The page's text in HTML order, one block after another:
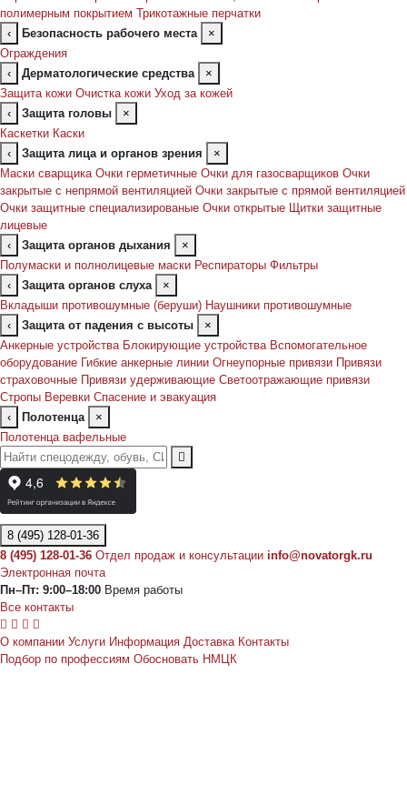
полимерным покрытием Трикотажные перчатки
‹
Безопасность рабочего места
×
Ограждения
‹
Дерматологические средства
×
Защита кожи Очистка кожи Уход за кожей
‹
Защита головы
×
Каскетки Каски
‹
Защита лица и органов зрения
×
Маски сварщика Очки герметичные Очки для газосварщиков Очки
закрытые с непрямой вентиляцией Очки закрытые с прямой вентиляцией
Очки защитные специализированые Очки открытые Щитки защитные
лицевые
‹
Защита органов дыхания
×
Полумаски и полнолицевые маски Респираторы Фильтры
‹
Защита органов слуха
×
Вкладыши противошумные (беруши) Наушники противошумные
‹
Защита от падения с высоты
×
Анкерные устройства Блокирующие устройства Вспомогательное
оборудование Гибкие анкерные линии Огнеупорные привязи Привязи
страховочные Привязи удерживающие Светоотражающие привязи
Стропы Веревки Спасение и эвакуация
‹
Полотенца
×
Полотенца вафельные
8 (495) 128-01-36
8 (495) 128-01-36 Отдел продаж и консультации info@novatorgk.ru
Электронная почта
Пн–Пт: 9:00–18:00 Время работы
Все контакты
О компании Услуги Информация Доставка Контакты
Подбор по профессиям Обосновать НМЦК